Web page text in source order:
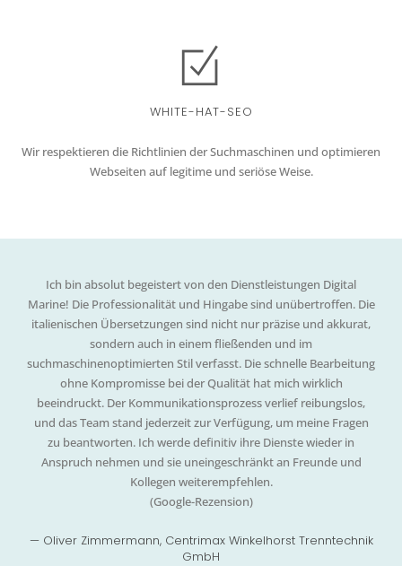
WHITE-HAT-SEO
Wir respektieren die Richtlinien der Suchmaschinen und optimieren
Webseiten auf legitime und seriöse Weise.
Ich bin absolut begeistert von den Dienstleistungen Digital
Marine! Die Professionalität und Hingabe sind unübertroffen. Die
italienischen Übersetzungen sind nicht nur präzise und akkurat,
sondern auch in einem fließenden und im
suchmaschinenoptimierten Stil verfasst. Die schnelle Bearbeitung
ohne Kompromisse bei der Qualität hat mich wirklich
beeindruckt. Der Kommunikationsprozess verlief reibungslos,
und das Team stand jederzeit zur Verfügung, um meine Fragen
zu beantworten. Ich werde definitiv ihre Dienste wieder in
Anspruch nehmen und sie uneingeschränkt an Freunde und
Kollegen weiterempfehlen.
(Google-Rezension)
— Oliver Zimmermann, Centrimax Winkelhorst Trenntechnik
GmbH